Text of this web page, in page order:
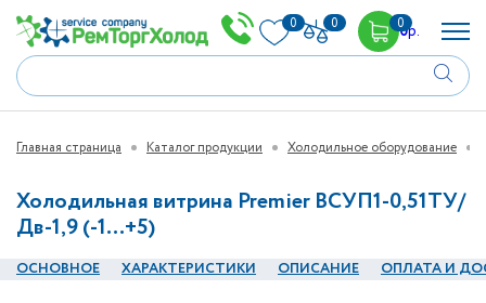
0 0 00р.
Главная страница Каталог продукции Холодильное оборудование
Холодильная витрина Premier ВСУП1-0,51ТУ/
Дв-1,9 (-1…+5)
ОСНОВНОЕ ХАРАКТЕРИСТИКИ ОПИСАНИЕ ОПЛАТА И